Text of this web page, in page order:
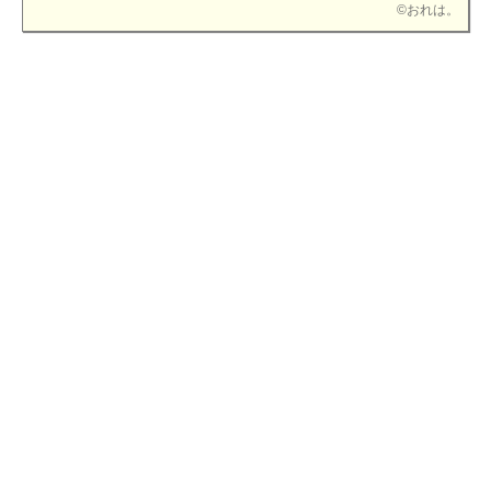
©おれは。